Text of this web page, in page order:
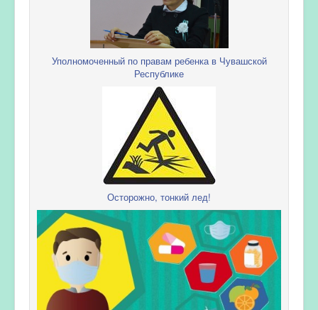
Уполномоченный по правам ребенка в Чувашской
Республике
Осторожно, тонкий лед!